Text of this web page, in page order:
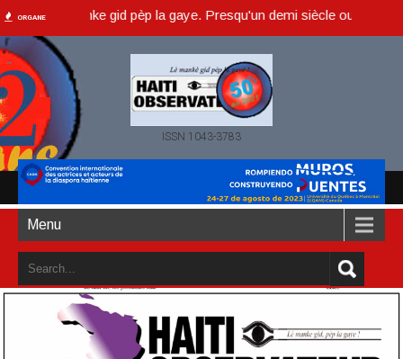
ORGANE
lè manke gid pèp la gaye. Presqu'un demi siècle ou dans un an
ISSN 1043-3783
Menu